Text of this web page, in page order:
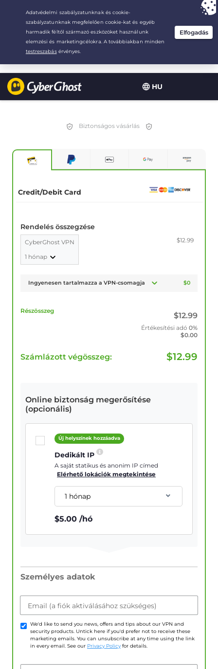
HU
Your choice:The Best Deal for 2.1666666666667-years at $
/month
Biztonságos vásárlás
Credit/Debit Card
Rendelés összegzése
CyberGhost VPN
1 hónap
$12.99
Ingyenesen tartalmazza a VPN-csomagja $0
Részösszeg
$12.99
Értékesítési adó 0%
$0.00
Számlázott végösszeg: $12.99
Online biztonság megerősítése
(opcionális)
Új helyszínek hozzáadva
Dedikált IP
A saját statikus és anonim IP címed
Elérhető lokációk megtekintése
1 hónap
$5.00 /hó
Személyes adatok
Email (a fiók aktiválásához szükséges)
We'd like to send you news, offers and tips about our VPN and
security products. Untick here if you'd prefer not to receive these
marketing emails. You can unsubscribe at any time using the link
in every email. See our Privacy Policy for details.